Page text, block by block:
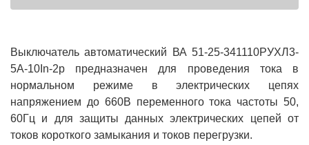
Выключатель автоматический ВА 51-25-341110РУХЛ3-
5А-10In-2р предназначен для проведения тока в
нормальном режиме в электрических цепях
напряжением до 660В переменного тока частоты 50,
60Гц и для защиты данных электрических цепей от
токов короткого замыкания и токов перегрузки.